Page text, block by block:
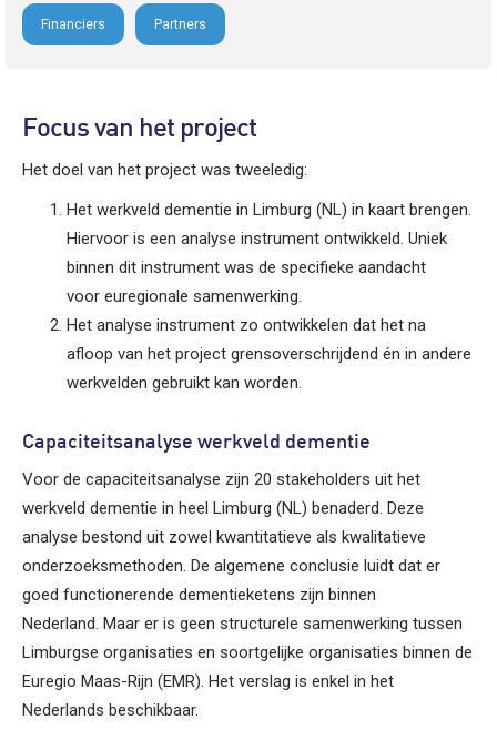
Financiers Partners
Focus van het project
Het doel van het project was tweeledig:
Het werkveld dementie in Limburg (NL) in kaart brengen.
Hiervoor is een analyse instrument ontwikkeld. Uniek
binnen dit instrument was de specifieke aandacht
voor euregionale samenwerking.
Het analyse instrument zo ontwikkelen dat het na
afloop van het project grensoverschrijdend én in andere
werkvelden gebruikt kan worden.
Capaciteitsanalyse werkveld dementie
Voor de capaciteitsanalyse zijn 20 stakeholders uit het
werkveld dementie in heel Limburg (NL) benaderd. Deze
analyse bestond uit zowel kwantitatieve als kwalitatieve
onderzoeksmethoden. De algemene conclusie luidt dat er
goed functionerende dementieketens zijn binnen
Nederland. Maar er is geen structurele samenwerking tussen
Limburgse organisaties en soortgelijke organisaties binnen de
Euregio Maas-Rijn (EMR). Het verslag is enkel in het
Nederlands beschikbaar.